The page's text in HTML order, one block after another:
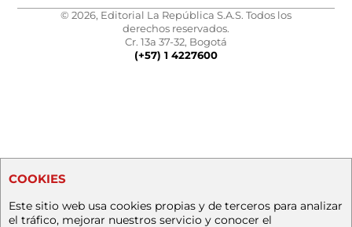
© 2026, Editorial La República S.A.S. Todos los
derechos reservados.
Cr. 13a 37-32, Bogotá
(+57) 1 4227600
COOKIES
Este sitio web usa cookies propias y de terceros para analizar
el tráfico, mejorar nuestros servicio y conocer el